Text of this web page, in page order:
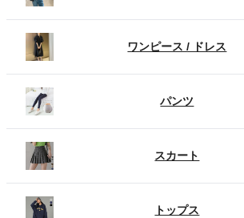
ワンピース / ドレス
パンツ
スカート
トップス